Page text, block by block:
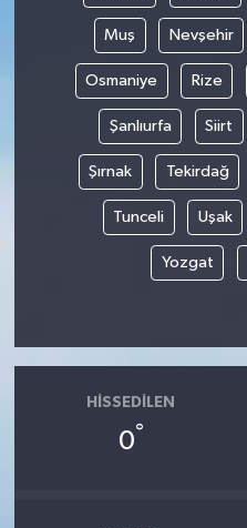
Muş Nevşehir
Osmaniye Rize
Şanlıurfa Siirt
Şırnak Tekirdağ
Tunceli Uşak
Yozgat
HISSEDILEN
0°